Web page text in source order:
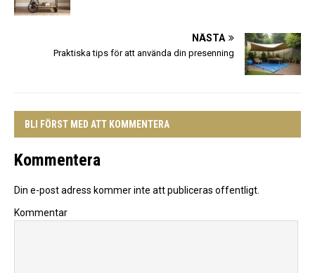
NÄSTA
Praktiska tips för att använda din presenning
BLI FÖRST MED ATT KOMMENTERA
Kommentera
Din e-post adress kommer inte att publiceras offentligt.
Kommentar